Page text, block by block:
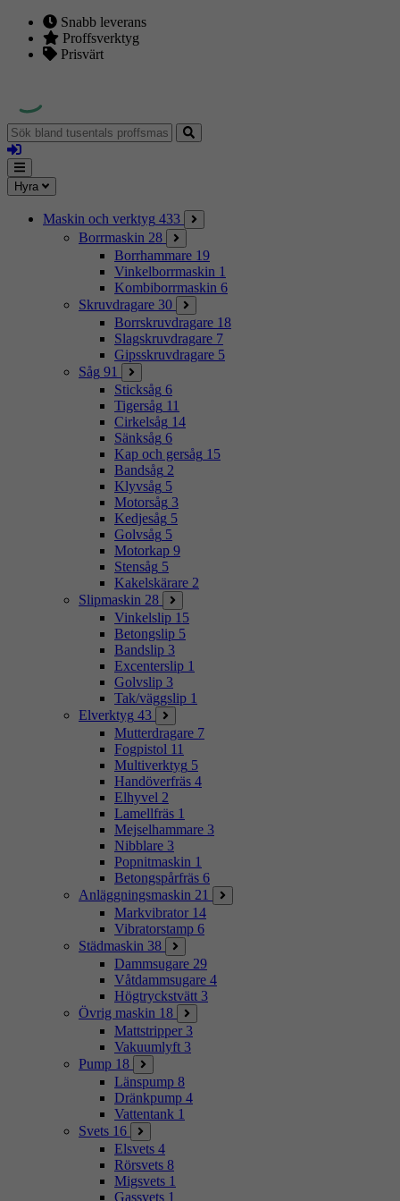
Snabb leverans
Proffsverktyg
Prisvärt
Sök
bland
tusentals
proffsmaskiner
Logga
in
Mina
sidor
Meny
Hyra
Maskin och verktyg 433
Borrmaskin 28
Borrhammare 19
Vinkelborrmaskin 1
Kombiborrmaskin 6
Skruvdragare 30
Borrskruvdragare 18
Slagskruvdragare 7
Gipsskruvdragare 5
Såg 91
Sticksåg 6
Tigersåg 11
Cirkelsåg 14
Sänksåg 6
Kap och gersåg 15
Bandsåg 2
Klyvsåg 5
Motorsåg 3
Kedjesåg 5
Golvsåg 5
Motorkap 9
Stensåg 5
Kakelskärare 2
Slipmaskin 28
Vinkelslip 15
Betongslip 5
Bandslip 3
Excenterslip 1
Golvslip 3
Tak/väggslip 1
Elverktyg 43
Mutterdragare 7
Fogpistol 11
Multiverktyg 5
Handöverfräs 4
Elhyvel 2
Lamellfräs 1
Mejselhammare 3
Nibblare 3
Popnitmaskin 1
Betongspårfräs 6
Anläggningsmaskin 21
Markvibrator 14
Vibratorstamp 6
Städmaskin 38
Dammsugare 29
Våtdammsugare 4
Högtryckstvätt 3
Övrig maskin 18
Mattstripper 3
Vakuumlyft 3
Pump 18
Länspump 8
Dränkpump 4
Vattentank 1
Svets 16
Elsvets 4
Rörsvets 8
Migsvets 1
Gassvets 1